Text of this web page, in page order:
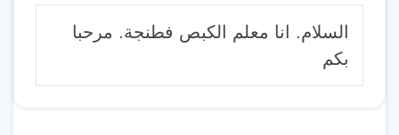
السلام. انا معلم الكبص فطنجة. مرحبا
بكم